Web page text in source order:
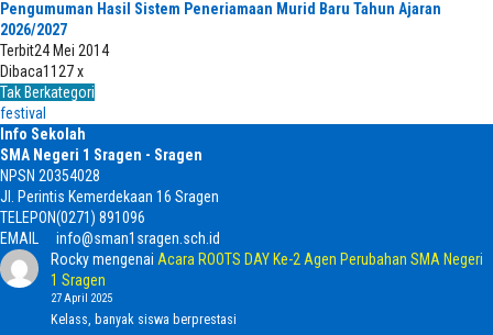
Pengumuman Hasil Sistem Peneriamaan Murid Baru Tahun Ajaran
2026/2027
Terbit24 Mei 2014
Dibaca1127 x
Tak Berkategori
festival
Info Sekolah
SMA Negeri 1 Sragen - Sragen
NPSN 20354028
Jl. Perintis Kemerdekaan 16 Sragen
TELEPON(0271) 891096
EMAIL
info@sman1sragen.sch.id
Rockymengenai Acara ROOTS DAY Ke-2 Agen Perubahan SMA Negeri
1 Sragen
27 April 2025
Kelass, banyak siswa berprestasi